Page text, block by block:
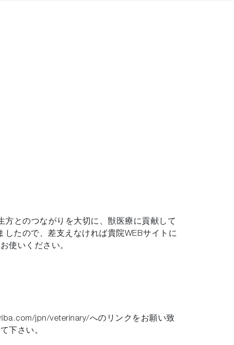
とのつながりを大切に、獣医療に貢献して
たので、差支えなければ貴院WEBサイトに
使いください。
jpn/veterinary/へのリンクをお願い致
下さい。